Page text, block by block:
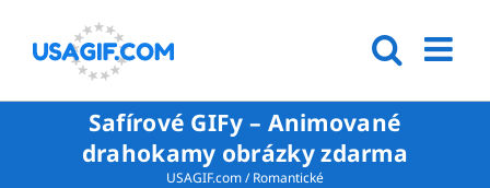
Safírové GIFy – Animované
drahokamy obrázky zdarma
USAGIF.com/Romantické